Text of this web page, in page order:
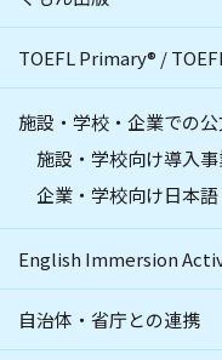
TOEFL Primary® /
施設・学校・企業での
施設・学校向け導入
企業・学校向け日本語
English Immersion
自治体・省庁との連携